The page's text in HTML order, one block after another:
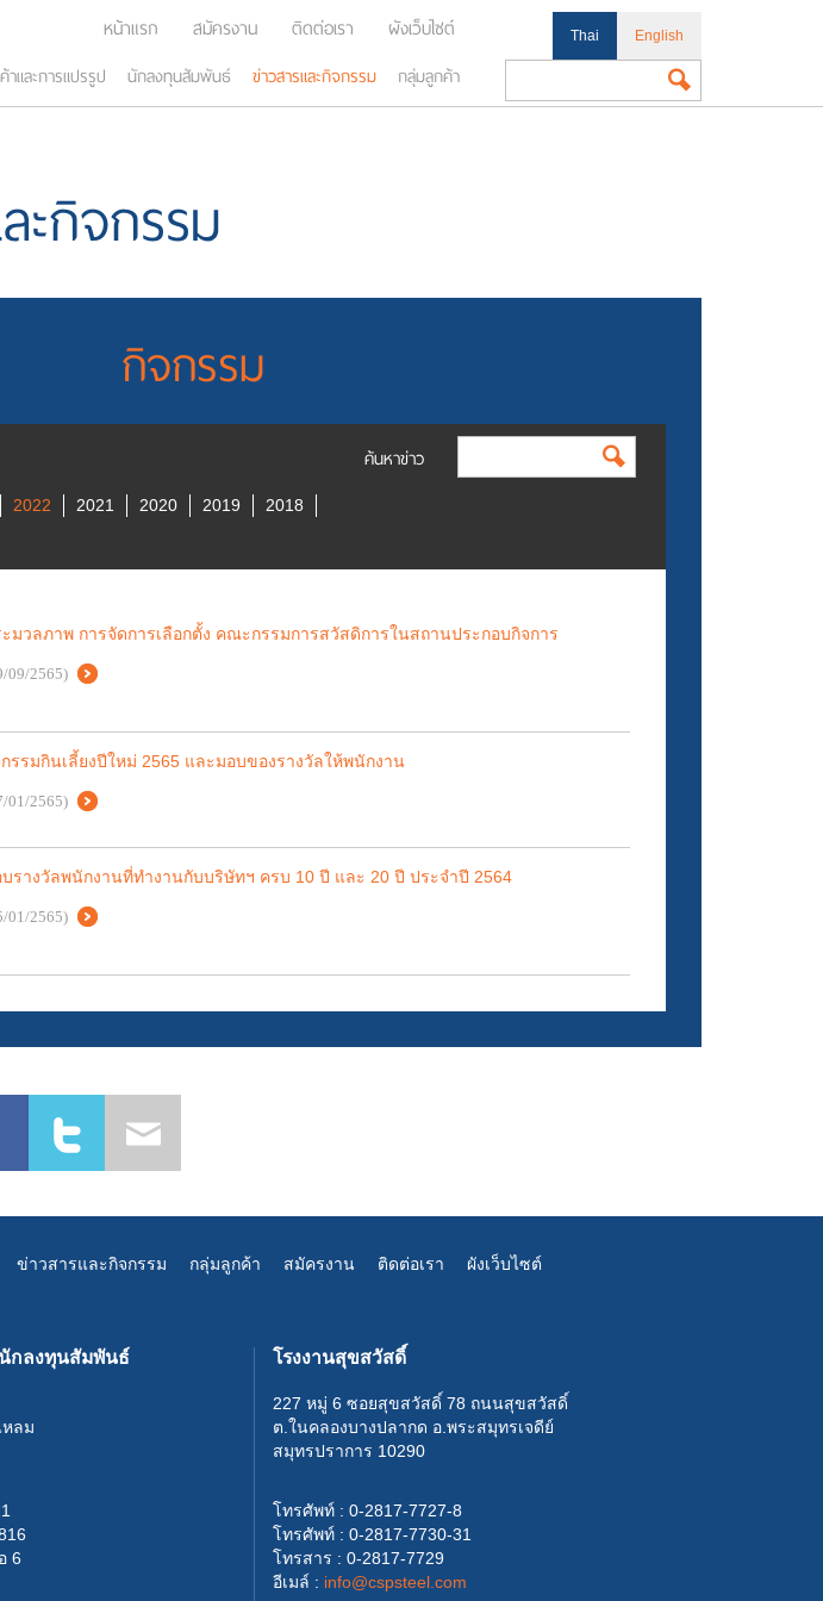
หน้าแรก สมัครงาน ติดต่อเรา ผังเว็บไซต์
าและการแปรรูป นักลงทุนสัมพันธ์ ข่าวสารและกิจกรรม กลุ่มลูกค้า
Thai English
ะกิจกรรม
กิจกรรม
2022 2021 2020 2019
2018
ค้นหาข่าว
มวลภาพ การจัดการเลือกตั้ง คณะกรรมการสวัสดิการในสถานประกอบกิจการ
09/2565)
รรมกินเลี้ยงปีใหม่ 2565 และมอบของรางวัลให้พนักงาน
01/2565)
รางวัลพนักงานที่ทำงานกับบริษัทฯ ครบ 10 ปี และ 20 ปี ประจำปี 2564
01/2565)
ข่าวสารและกิจกรรม กลุ่มลูกค้า สมัครงาน ติดต่อเรา ผังเว็บไซต์
กลงทุนสัมพันธ์
หลม
6
โรงงานสุขสวัสดิ์
227 หมู่ 6 ซอยสุขสวัสดิ์ 78 ถนนสุขสวัสดิ์
ต.ในคลองบางปลากด อ.พระสมุทรเจดีย์
สมุทรปราการ 10290
โทรศัพท์ : 0-2817-7727-8
โทรศัพท์ : 0-2817-7730-31
โทรสาร : 0-2817-7729
อีเมล์ : info@cspsteel.com